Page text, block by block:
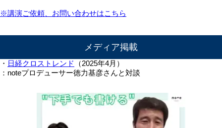
※講演ご依頼、お問い合わせはこちら
メディア掲載
・ 日経クロストレンド
（2025年4月）
：noteプロデューサー徳力基彦さんと対談